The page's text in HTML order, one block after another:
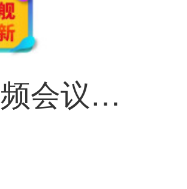
HIKVISION 视频会议防犯カメラ1080P 全向麦克风系统 HDリモートで直播视频会议装置スーツ 【会议防犯カメラ】4Kスーパークリア54U0B